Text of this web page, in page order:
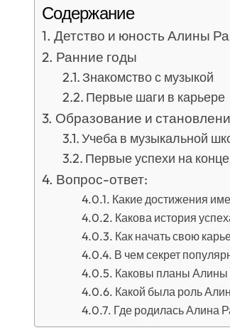
Содержание
Детство и юность Алины
Ранние годы
Знакомство с музыкой
Первые шаги в карьере
Образование и
Учеба в музыкальной
Первые успехи на
Вопрос-ответ:
Какие достижения
Какова история
Как начать свою
В чем секрет
Каковы планы Алины
Какой была роль
Где родилась Алина